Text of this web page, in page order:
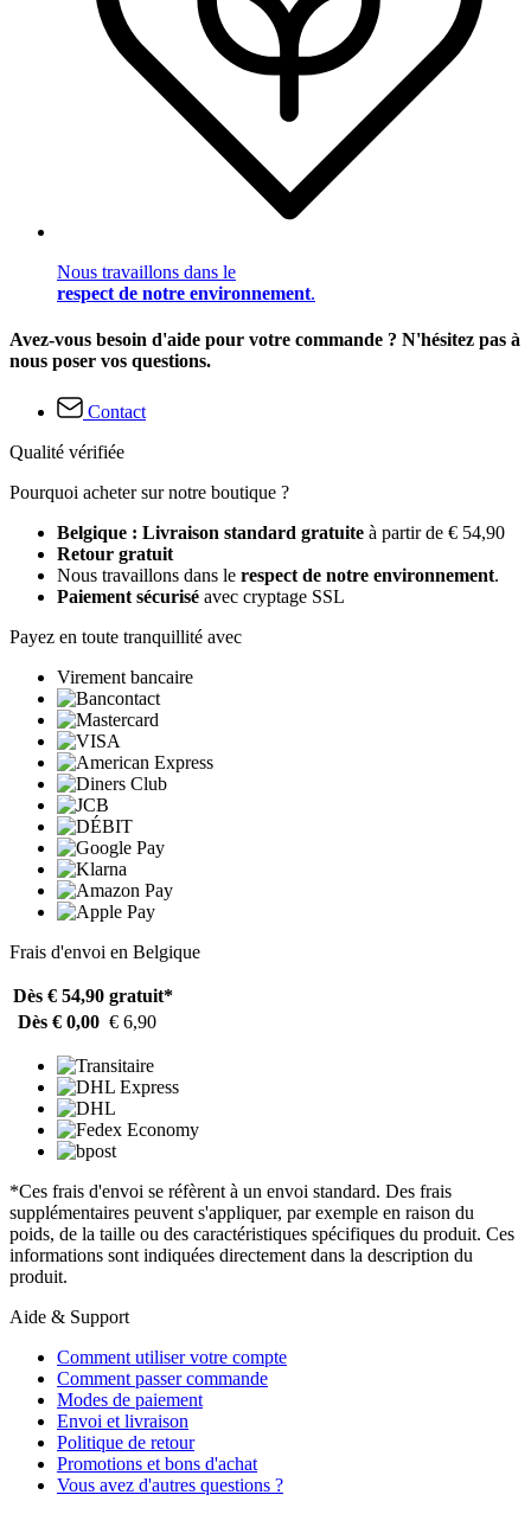
Nous travaillons dans le
respect de notre environnement.
Avez-vous besoin d'aide pour votre commande ? N'hésitez pas à
nous poser vos questions.
Contact
Qualité vérifiée
Pourquoi acheter sur notre boutique ?
Belgique : Livraison standard gratuite à partir de € 54,90
Retour gratuit
Nous travaillons dans le respect de notre environnement.
Paiement sécurisé avec cryptage SSL
Payez en toute tranquillité avec
Virement bancaire
Frais d'envoi en Belgique
Dès € 54,90 gratuit*
Dès € 0,00 € 6,90
*Ces frais d'envoi se réfèrent à un envoi standard. Des frais
supplémentaires peuvent s'appliquer, par exemple en raison du
poids, de la taille ou des caractéristiques spécifiques du produit. Ces
informations sont indiquées directement dans la description du
produit.
Aide & Support
Comment utiliser votre compte
Comment passer commande
Modes de paiement
Envoi et livraison
Politique de retour
Promotions et bons d'achat
Vous avez d'autres questions ?